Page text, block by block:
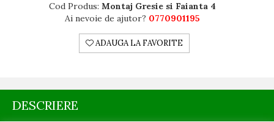
Cod Produs: Montaj Gresie si Faianta 4
Ai nevoie de ajutor? 0770901195
ADAUGA LA FAVORITE
DESCRIERE